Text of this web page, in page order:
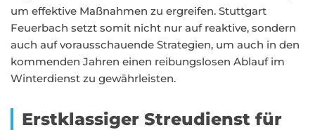
um effektive Maßnahmen zu ergreifen. Stuttgart
Feuerbach setzt somit nicht nur auf reaktive, sondern
auch auf vorausschauende Strategien, um auch in den
kommenden Jahren einen reibungslosen Ablauf im
Winterdienst zu gewährleisten.
Erstklassiger Streudienst für